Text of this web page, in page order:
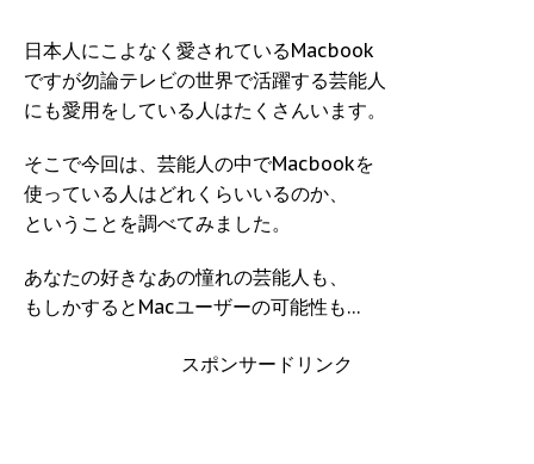
日本人にこよなく愛されているMacbook
ですが勿論テレビの世界で活躍する芸能人
にも愛用をしている人はたくさんいます。
そこで今回は、芸能人の中でMacbookを
使っている人はどれくらいいるのか、
ということを調べてみました。
あなたの好きなあの憧れの芸能人も、
もしかするとMacユーザーの可能性も…
スポンサードリンク